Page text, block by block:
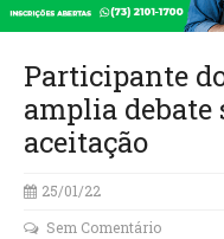
Participante
amplia debate
aceitação
25/01/22
Sem Comentário